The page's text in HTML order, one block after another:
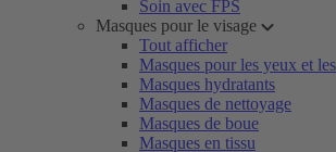
Soin avec FPS
Masques pour le visage
Tout afficher
Masques pour les yeux et
Masques hydratants
Masques de nettoyage
Masques de boue
Masques en tissu